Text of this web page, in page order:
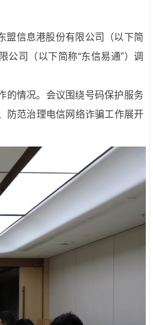
盟信息港股份有限公司（以下简
司（以下简称“东信易通”）调
的情况。会议围绕号码保护服务
防范治理电信网络诈骗工作展开